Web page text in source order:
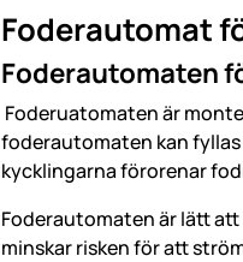
Foderautomat
Foderautomaten
Foderuatomaten är
foderautomaten kan
kycklingarna förorenar
Foderautomaten är lätt
minskar risken för att